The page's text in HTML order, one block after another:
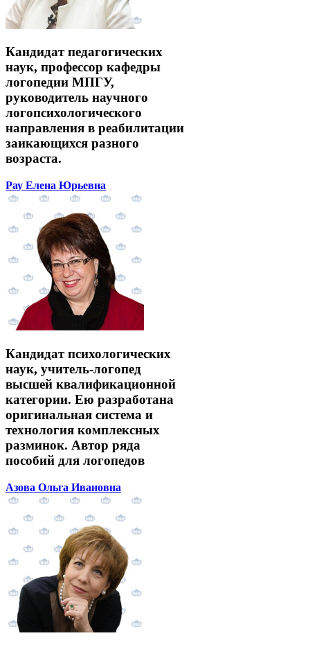
Кандидат педагогических
наук, профессор кафедры
логопедии МПГУ,
руководитель научного
логопсихологического
направления в реабилитации
заикающихся разного
возраста.
Рау Елена Юрьевна
Кандидат психологических
наук, учитель-логопед
высшей квалификационной
категории. Ею разработана
оригинальная система и
технология комплексных
разминок. Автор ряда
пособий для логопедов
Азова Ольга Ивановна